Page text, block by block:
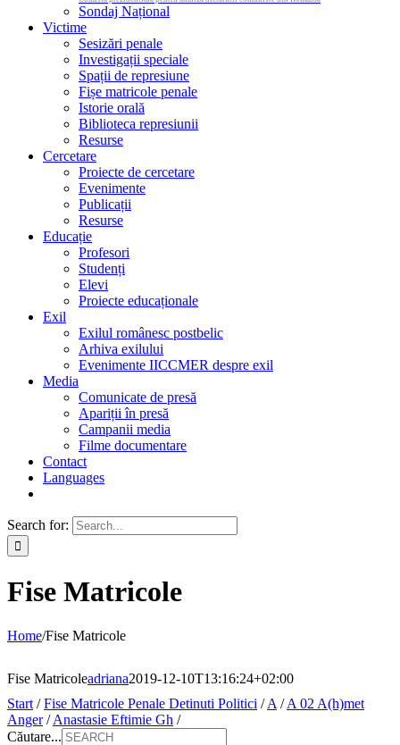
Sondaj Național
Victime
Sesizări penale
Investigații speciale
Spații de represiune
Fișe matricole penale
Istorie orală
Biblioteca represiunii
Resurse
Cercetare
Proiecte de cercetare
Evenimente
Publicații
Resurse
Educație
Profesori
Studenți
Elevi
Proiecte educaționale
Exil
Exilul românesc postbelic
Arhiva exilului
Evenimente IICCMER despre exil
Media
Comunicate de presă
Apariții în presă
Campanii media
Filme documentare
Contact
Languages
Search for:
Fise Matricole
Home/Fise Matricole
Fise Matricoleadriana2019-12-10T13:16:24+02:00
Start /Fise Matricole Penale Detinuti Politici /A /A 02 A(h)met
Anger/Anastasie Eftimie Gh /
Căutare...